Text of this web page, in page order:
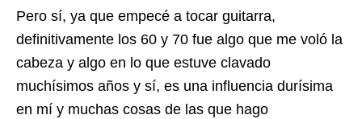
Pero sí, ya que empecé a tocar guitarra,
definitivamente los 60 y 70 fue algo que me voló la
cabeza y algo en lo que estuve clavado
muchísimos años y sí, es una influencia durísima
en mí y muchas cosas de las que hago